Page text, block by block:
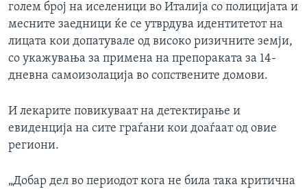
голем број на иселеници во Италија со полицијата и
месните заедници ќе се утврдува идентитетот на
лицата кои допатувале од високо ризичните земји,
со укажувања за примена на препораката за 14-
дневна самоизолација во сопствените домови.
И лекарите повикуваат на детектирање и
евиденција на сите граѓани кои доаѓаат од овие
региони.
„Добар дел во периодот кога не била така критична